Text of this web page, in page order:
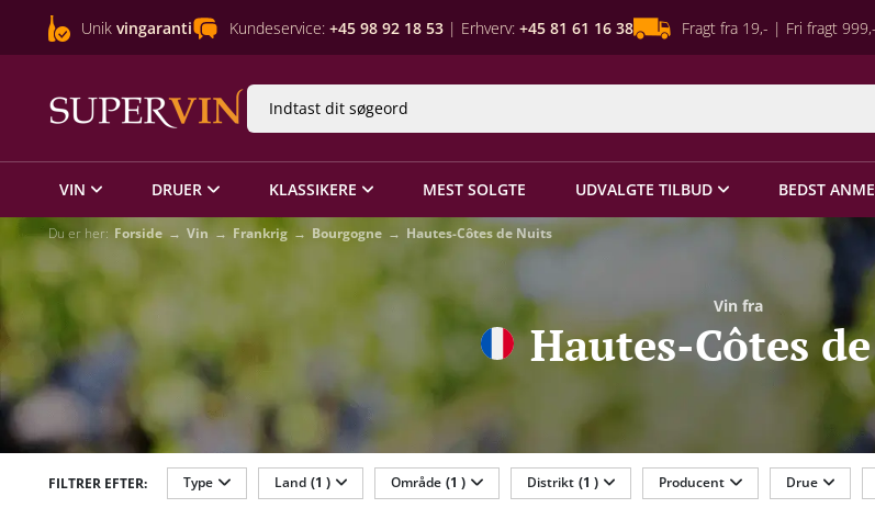
Unik vingaranti Kundeservice: +45 98 92 18 53 | Erhverv: +45 81 61 16 38 Fragt fra 19,- | Fri fragt 999,-
VIN DRUER KLASSIKERE MEST SOLGTE UDVALGTE TILBUD BEDST
Du er her: Forside Vin Frankrig Bourgogne Hautes-Côtes de Nuits
Vin fra
Hautes-Côtes
FILTRER EFTER: Type Land (1 ) Område (1 ) Distrikt (1 ) Producent Drue